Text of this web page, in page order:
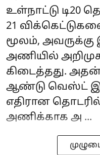
உள்நாட்டு டி20
21
மூலம், அவருக்கு
அணியில்
கிடைத்தது.
ஆண்டு வெஸ்ட்
எதிரான
அணிக்காக அ ...